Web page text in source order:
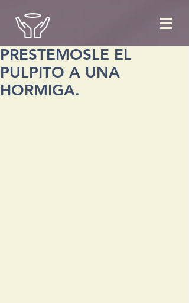
PRESTEMOSLE EL
PULPITO A UNA
HORMIGA.